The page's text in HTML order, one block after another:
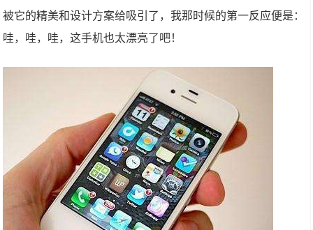
被它的精美和设计方案给吸引了，我那时候的第一反应便是：
哇，哇，哇，这手机也太漂亮了吧！